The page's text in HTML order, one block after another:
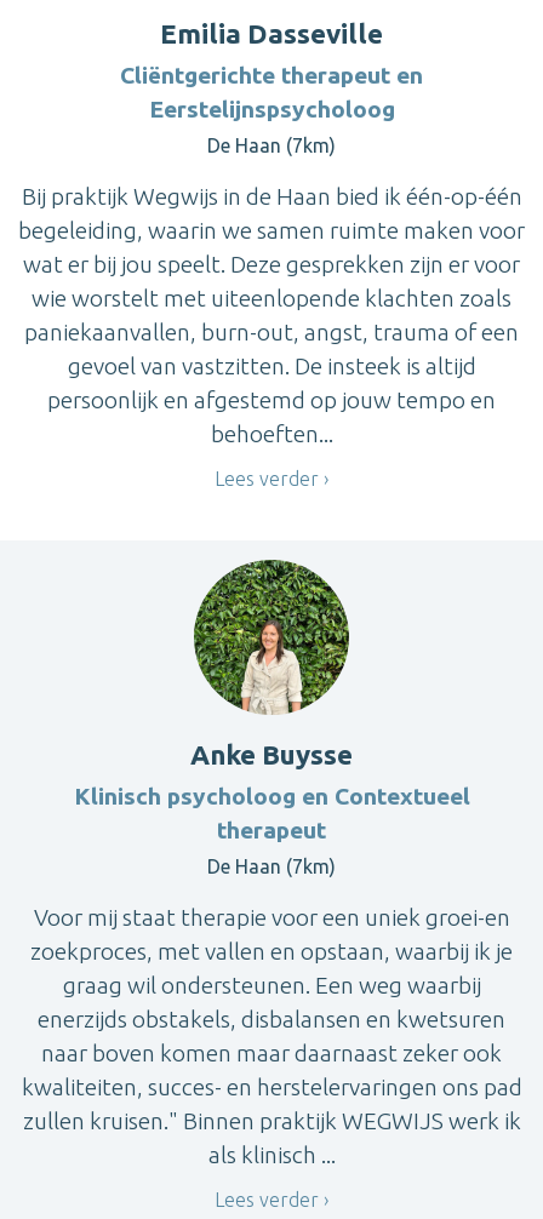
Emilia Dasseville
Cliëntgerichte therapeut en
Eerstelijnspsycholoog
De Haan (7km)
Bij praktijk Wegwijs in de Haan bied ik één-op-één
begeleiding, waarin we samen ruimte maken voor
wat er bij jou speelt. Deze gesprekken zijn er voor
wie worstelt met uiteenlopende klachten zoals
paniekaanvallen, burn-out, angst, trauma of een
gevoel van vastzitten. De insteek is altijd
persoonlijk en afgestemd op jouw tempo en
behoeften...
Lees verder
Anke Buysse
Klinisch psycholoog en Contextueel
therapeut
De Haan (7km)
Voor mij staat therapie voor een uniek groei-en
zoekproces, met vallen en opstaan, waarbij ik je
graag wil ondersteunen. Een weg waarbij
enerzijds obstakels, disbalansen en kwetsuren
naar boven komen maar daarnaast zeker ook
kwaliteiten, succes- en herstelervaringen ons pad
zullen kruisen." Binnen praktijk WEGWIJS werk ik
als klinisch ...
Lees verder